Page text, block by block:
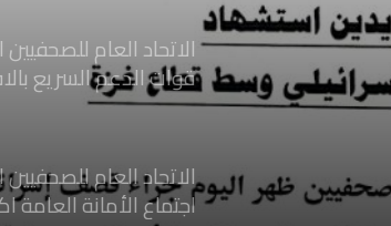
الاتحاد العام
قوات الدعم السريع
الصحفيين السودانيين
الاتحاد العام
اجتماع الأمانة العامة